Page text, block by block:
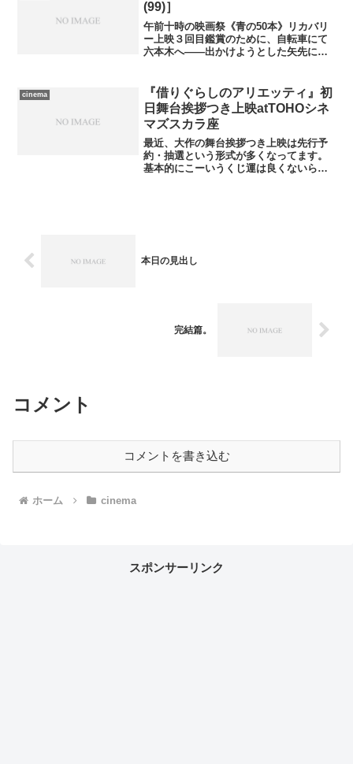
(99)］
午前十時の映画祭《青の50本》リカバリ
ー上映３回目鑑賞のために、自転車にて
六本木へ――出かけようとした矢先にぱ
て突撃。散発的に雪の粒が襲ってきまし
たが、おおむね問題はあ...
cinema
『借りぐらしのアリエッティ』初
日舞台挨拶つき上映atTOHOシネ
マズスカラ座
最近、大作の舞台挨拶つき上映は先行予
約・抽選という形式が多くなってます。
基本的にこーいうくじ運は良くないらし
本日の見出し
完結篇。
コメント
コメントを書き込む
ホーム cinema
スポンサーリンク